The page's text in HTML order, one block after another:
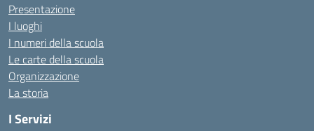
Presentazione
I luoghi
I numeri della scuola
Le carte della scuola
Organizzazione
La storia
I Servizi